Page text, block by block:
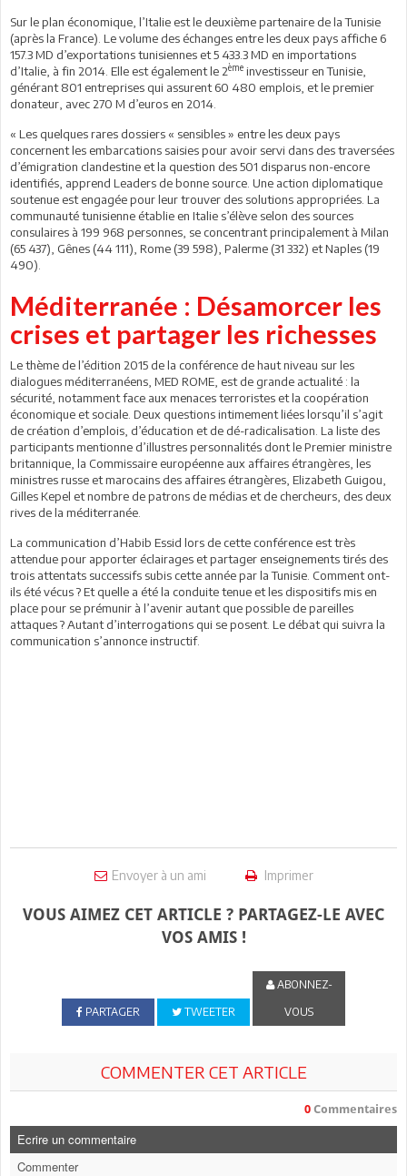
Sur le plan économique, l’Italie est le deuxième partenaire de la Tunisie
(après la France). Le volume des échanges entre les deux pays affiche 6
157.3 MD d’exportations tunisiennes et 5 433.3 MD en importations
d’Italie, à fin 2014. Elle est également le 2ème investisseur en Tunisie,
générant 801 entreprises qui assurent 60 480 emplois, et le premier
donateur, avec 270 M d’euros en 2014.
« Les quelques rares dossiers « sensibles » entre les deux pays
concernent les embarcations saisies pour avoir servi dans des traversées
d’émigration clandestine et la question des 501 disparus non-encore
identifiés, apprend Leaders de bonne source. Une action diplomatique
soutenue est engagée pour leur trouver des solutions appropriées. La
communauté tunisienne établie en Italie s’élève selon des sources
consulaires à 199 968 personnes, se concentrant principalement à Milan
(65 437), Gênes (44 111), Rome (39 598), Palerme (31 332) et Naples (19
490).
Méditerranée : Désamorcer les
crises et partager les richesses
Le thème de l’édition 2015 de la conférence de haut niveau sur les
dialogues méditerranéens, MED ROME, est de grande actualité : la
sécurité, notamment face aux menaces terroristes et la coopération
économique et sociale. Deux questions intimement liées lorsqu’il s’agit
de création d’emplois, d’éducation et de dé-radicalisation. La liste des
participants mentionne d’illustres personnalités dont le Premier ministre
britannique, la Commissaire européenne aux affaires étrangères, les
ministres russe et marocains des affaires étrangères, Elizabeth Guigou,
Gilles Kepel et nombre de patrons de médias et de chercheurs, des deux
rives de la méditerranée.
La communication d’Habib Essid lors de cette conférence est très
attendue pour apporter éclairages et partager enseignements tirés des
trois attentats successifs subis cette année par la Tunisie. Comment ont-
ils été vécus ? Et quelle a été la conduite tenue et les dispositifs mis en
place pour se prémunir à l’avenir autant que possible de pareilles
attaques ? Autant d’interrogations qui se posent. Le débat qui suivra la
communication s’annonce instructif.
Envoyer à un ami Imprimer
VOUS AIMEZ CET ARTICLE ? PARTAGEZ-LE AVEC
VOS AMIS !
PARTAGER TWEETER
ABONNEZ-
VOUS
COMMENTER CET ARTICLE
0 Commentaires
Ecrire un commentaire
Commenter